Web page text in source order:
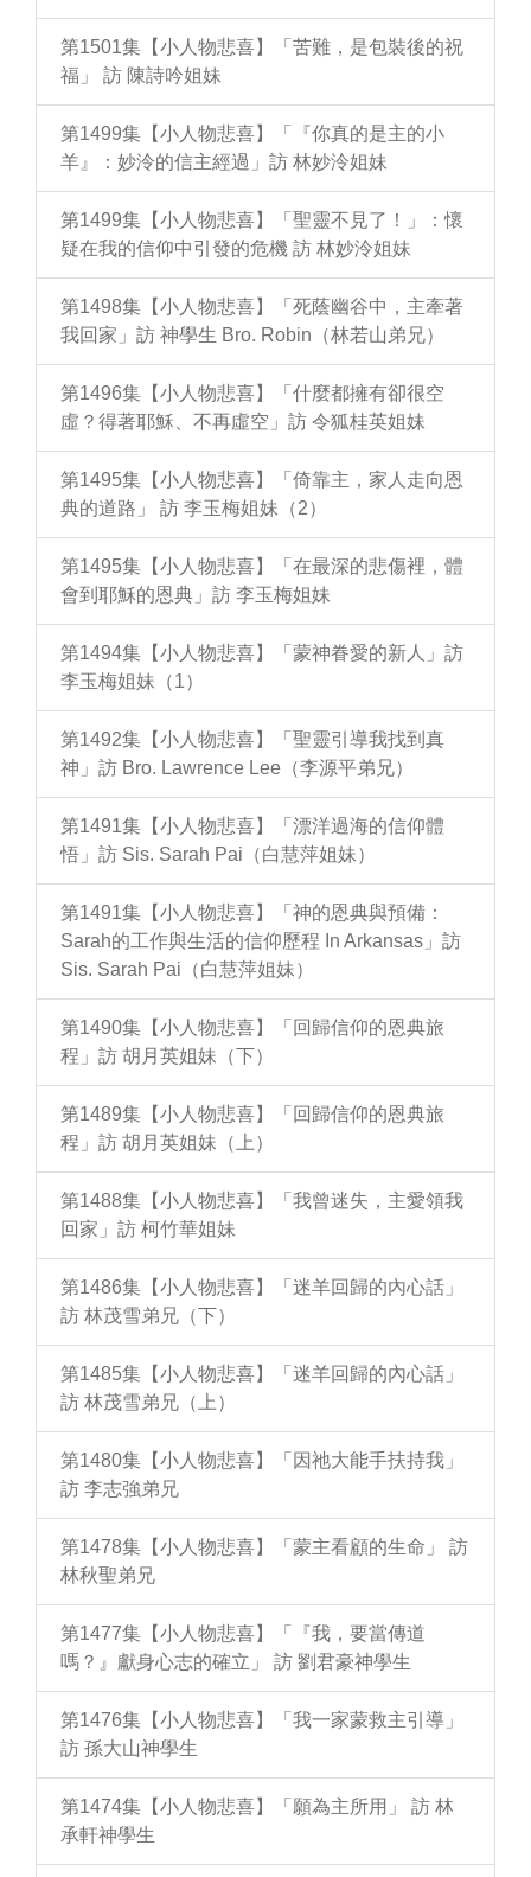
第1501集【小人物悲喜】「苦難，是包裝後的祝
福」 訪 陳詩吟姐妹
第1499集【小人物悲喜】「『你真的是主的小
羊』：妙泠的信主經過」訪 林妙泠姐妹
第1499集【小人物悲喜】「聖靈不見了！」：懷
疑在我的信仰中引發的危機 訪 林妙泠姐妹
第1498集【小人物悲喜】「死蔭幽谷中，主牽著
我回家」訪 神學生 Bro. Robin（林若山弟兄）
第1496集【小人物悲喜】「什麼都擁有卻很空
虛？得著耶穌、不再虛空」訪 令狐桂英姐妹
第1495集【小人物悲喜】「倚靠主，家人走向恩
典的道路」 訪 李玉梅姐妹（2）
第1495集【小人物悲喜】「在最深的悲傷裡，體
會到耶穌的恩典」訪 李玉梅姐妹
第1494集【小人物悲喜】「蒙神眷愛的新人」訪
李玉梅姐妹（1）
第1492集【小人物悲喜】「聖靈引導我找到真
神」訪 Bro. Lawrence Lee（李源平弟兄）
第1491集【小人物悲喜】「漂洋過海的信仰體
悟」訪 Sis. Sarah Pai（白慧萍姐妹）
第1491集【小人物悲喜】「神的恩典與預備：
Sarah的工作與生活的信仰歷程 In Arkansas」訪
Sis. Sarah Pai（白慧萍姐妹）
第1490集【小人物悲喜】「回歸信仰的恩典旅
程」訪 胡月英姐妹（下）
第1489集【小人物悲喜】「回歸信仰的恩典旅
程」訪 胡月英姐妹（上）
第1488集【小人物悲喜】「我曾迷失，主愛領我
回家」訪 柯竹華姐妹
第1486集【小人物悲喜】「迷羊回歸的內心話」
訪 林茂雪弟兄（下）
第1485集【小人物悲喜】「迷羊回歸的內心話」
訪 林茂雪弟兄（上）
第1480集【小人物悲喜】「因祂大能手扶持我」
訪 李志強弟兄
第1478集【小人物悲喜】「蒙主看顧的生命」 訪
林秋聖弟兄
第1477集【小人物悲喜】「『我，要當傳道
嗎？』獻身心志的確立」 訪 劉君豪神學生
第1476集【小人物悲喜】「我一家蒙救主引導」
訪 孫大山神學生
第1474集【小人物悲喜】「願為主所用」 訪 林
承軒神學生